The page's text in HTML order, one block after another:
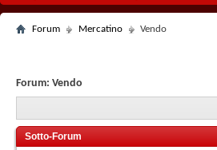
Forum Mercatino Vendo
Forum: Vendo
Sotto-Forum